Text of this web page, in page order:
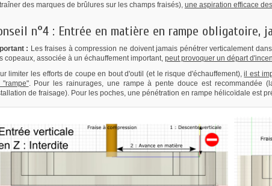
des marques de brûlures sur les champs fraisés), une aspiration efficace
n°4 : Entrée en matière en rampe obligatoire,
: Les fraises à compression ne doivent jamais pénétrer verticalement
copeaux, associée à un échauffement important, peut provoquer un départ
limiter les efforts de coupe en bout d'outil (et le risque d'échauffement),il est
"rampe". Pour les rainurages, une rampe à pente douce est recommandée
de fraisage). Pour les poches, une pénétration en rampe hélicoïdale est